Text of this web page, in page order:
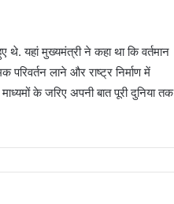
थे. यहां मुख्यमंत्री ने कहा था कि वर्तमान
लाने और राष्ट्र निर्माण में
के जरिए अपनी बात पूरी दुनिया तक